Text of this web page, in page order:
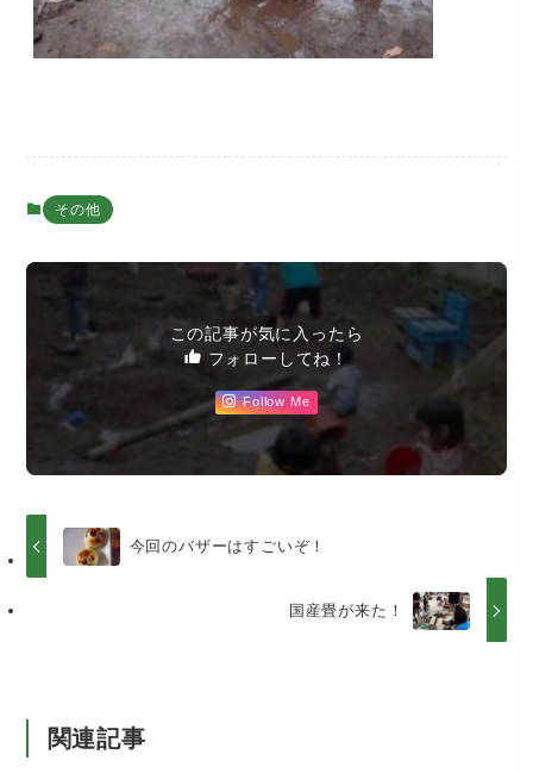
その他
この記事が気に入ったら
フォローしてね！
Follow Me
今回のバザーはすごいぞ！
国産畳が来た！
関連記事